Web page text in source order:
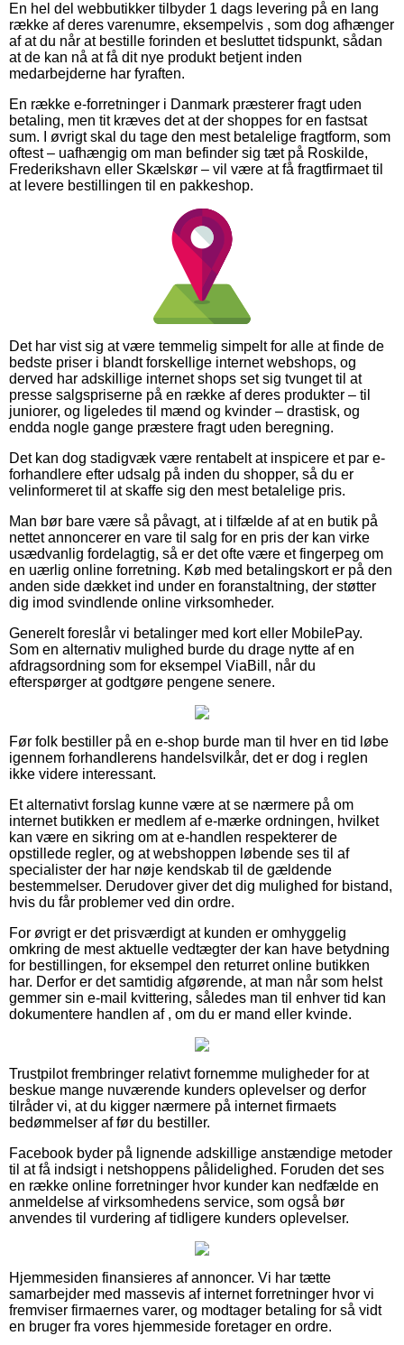
En hel del webbutikker tilbyder 1 dags levering på en lang
række af deres varenumre, eksempelvis , som dog afhænger
af at du når at bestille forinden et besluttet tidspunkt, sådan
at de kan nå at få dit nye produkt betjent inden
medarbejderne har fyraften.
En række e-forretninger i Danmark præsterer fragt uden
betaling, men tit kræves det at der shoppes for en fastsat
sum. I øvrigt skal du tage den mest betalelige fragtform, som
oftest – uafhængig om man befinder sig tæt på Roskilde,
Frederikshavn eller Skælskør – vil være at få fragtfirmaet til
at levere bestillingen til en pakkeshop.
Det har vist sig at være temmelig simpelt for alle at finde de
bedste priser i blandt forskellige internet webshops, og
derved har adskillige internet shops set sig tvunget til at
presse salgspriserne på en række af deres produkter – til
juniorer, og ligeledes til mænd og kvinder – drastisk, og
endda nogle gange præstere fragt uden beregning.
Det kan dog stadigvæk være rentabelt at inspicere et par e-
forhandlere efter udsalg på inden du shopper, så du er
velinformeret til at skaffe sig den mest betalelige pris.
Man bør bare være så påvagt, at i tilfælde af at en butik på
nettet annoncerer en vare til salg for en pris der kan virke
usædvanlig fordelagtig, så er det ofte være et fingerpeg om
en uærlig online forretning. Køb med betalingskort er på den
anden side dækket ind under en foranstaltning, der støtter
dig imod svindlende online virksomheder.
Generelt foreslår vi betalinger med kort eller MobilePay.
Som en alternativ mulighed burde du drage nytte af en
afdragsordning som for eksempel ViaBill, når du
efterspørger at godtgøre pengene senere.
Før folk bestiller på en e-shop burde man til hver en tid løbe
igennem forhandlerens handelsvilkår, det er dog i reglen
ikke videre interessant.
Et alternativt forslag kunne være at se nærmere på om
internet butikken er medlem af e-mærke ordningen, hvilket
kan være en sikring om at e-handlen respekterer de
opstillede regler, og at webshoppen løbende ses til af
specialister der har nøje kendskab til de gældende
bestemmelser. Derudover giver det dig mulighed for bistand,
hvis du får problemer ved din ordre.
For øvrigt er det prisværdigt at kunden er omhyggelig
omkring de mest aktuelle vedtægter der kan have betydning
for bestillingen, for eksempel den returret online butikken
har. Derfor er det samtidig afgørende, at man når som helst
gemmer sin e-mail kvittering, således man til enhver tid kan
dokumentere handlen af , om du er mand eller kvinde.
Trustpilot frembringer relativt fornemme muligheder for at
beskue mange nuværende kunders oplevelser og derfor
tilråder vi, at du kigger nærmere på internet firmaets
bedømmelser af før du bestiller.
Facebook byder på lignende adskillige anstændige metoder
til at få indsigt i netshoppens pålidelighed. Foruden det ses
en række online forretninger hvor kunder kan nedfælde en
anmeldelse af virksomhedens service, som også bør
anvendes til vurdering af tidligere kunders oplevelser.
Hjemmesiden finansieres af annoncer. Vi har tætte
samarbejder med massevis af internet forretninger hvor vi
fremviser firmaernes varer, og modtager betaling for så vidt
en bruger fra vores hjemmeside foretager en ordre.